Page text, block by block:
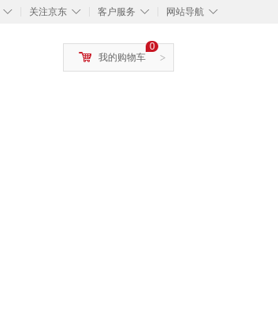
◇ ◇
关注京东 ◇
客户服务 ◇
网站导航
>
0
我的购物车